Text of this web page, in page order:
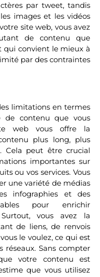
par tweet, tandis
images et les vidéos
site web, vous avez
de contenu que
qui convient le mieux à
par des contraintes
limitations en termes
contenu que vous
web vous offre la
plus long, plus
Cela peut être crucial
importantes sur
ou vos services. Vous
une variété de médias
infographies et des
pour enrichir
Surtout, vous avez la
de liens, de renvois
le voulez, ce qui est
réseaux. Sans compter
votre contenu est
que vous utilisez